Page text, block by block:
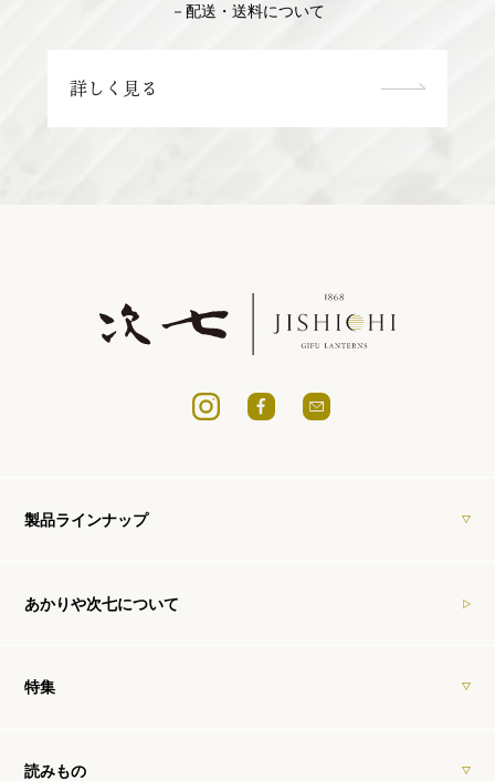
－配送・送料について
詳しく見る
製品ラインナップ
あかりや次七について
特集
読みもの